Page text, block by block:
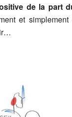
de la part
et